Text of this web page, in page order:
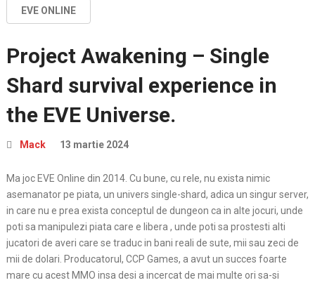
EVE ONLINE
Project Awakening – Single
Shard survival experience in
the EVE Universe.
Mack 13 martie 2024
Ma joc EVE Online din 2014. Cu bune, cu rele, nu exista nimic
asemanator pe piata, un univers single-shard, adica un singur server,
in care nu e prea exista conceptul de dungeon ca in alte jocuri, unde
poti sa manipulezi piata care e libera , unde poti sa prostesti alti
jucatori de averi care se traduc in bani reali de sute, mii sau zeci de
mii de dolari. Producatorul, CCP Games, a avut un succes foarte
mare cu acest MMO insa desi a incercat de mai multe ori sa-si